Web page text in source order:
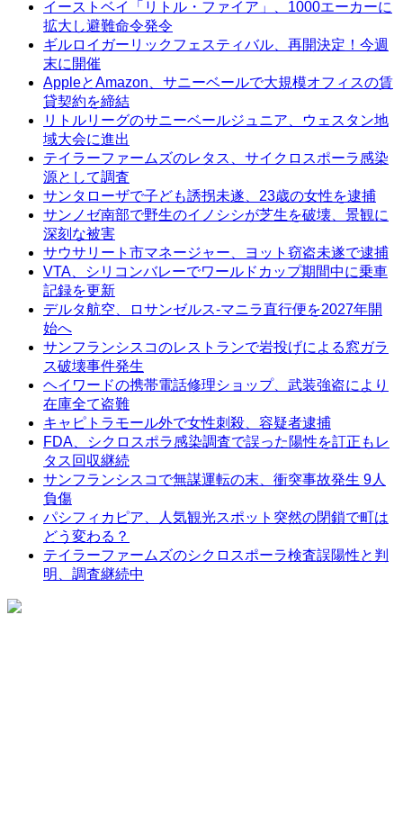
イーストベイ「リトル・ファイア」、1000エーカーに
拡大し避難命令発令
ギルロイガーリックフェスティバル、再開決定！今週
末に開催
AppleとAmazon、サニーベールで大規模オフィスの賃
貸契約を締結
リトルリーグのサニーベールジュニア、ウェスタン地
域大会に進出
テイラーファームズのレタス、サイクロスポーラ感染
源として調査
サンタローザで子ども誘拐未遂、23歳の女性を逮捕
サンノゼ南部で野生のイノシシが芝生を破壊、景観に
深刻な被害
サウサリート市マネージャー、ヨット窃盗未遂で逮捕
VTA、シリコンバレーでワールドカップ期間中に乗車
記録を更新
デルタ航空、ロサンゼルス-マニラ直行便を2027年開
始へ
サンフランシスコのレストランで岩投げによる窓ガラ
ス破壊事件発生
ヘイワードの携帯電話修理ショップ、武装強盗により
在庫全て盗難
キャピトラモール外で女性刺殺、容疑者逮捕
FDA、シクロスポラ感染調査で誤った陽性を訂正もレ
タス回収継続
サンフランシスコで無謀運転の末、衝突事故発生 9人
負傷
パシフィカピア、人気観光スポット突然の閉鎖で町は
どう変わる？
テイラーファームズのシクロスポーラ検査誤陽性と判
明、調査継続中